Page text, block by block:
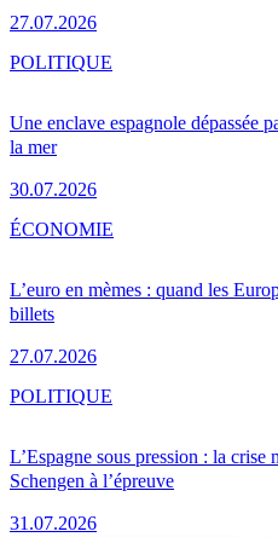
27.07.2026
Une enclave espagnole dépassée
la mer
30.07.2026
POLITIQUE
L’euro en mèmes : quand les
billets
27.07.2026
ÉCONOMIE
L’Espagne sous pression : la crise
Schengen à l’épreuve
31.07.2026
POLITIQUE